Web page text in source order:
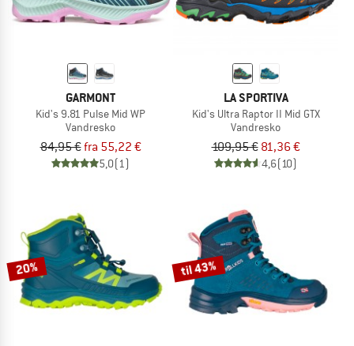
GARMONT
Kid's 9.81 Pulse Mid WP
Vandresko
84,95 €fra 55,22 €
5,0(1)
LA SPORTIVA
Kid's Ultra Raptor II Mid GTX
Vandresko
109,95 € 81,36 €
4,6(10)
20% til 43%